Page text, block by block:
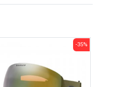
-35%